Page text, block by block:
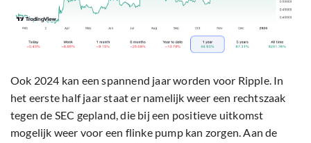
Ook 2024 kan een spannend jaar worden voor Ripple. In
het eerste half jaar staat er namelijk weer een rechtszaak
tegen de SEC gepland, die bij een positieve uitkomst
mogelijk weer voor een flinke pump kan zorgen. Aan de